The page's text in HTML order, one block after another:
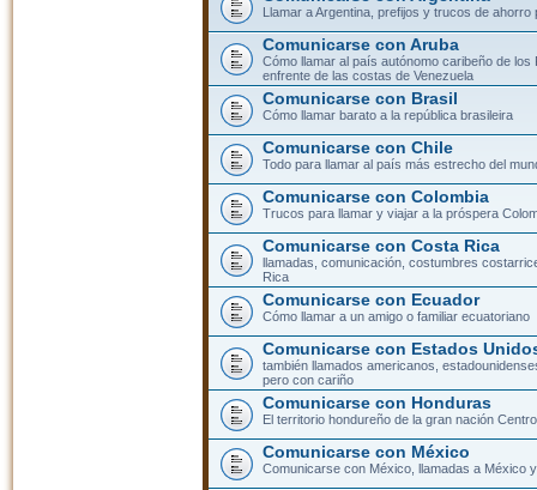
Llamar a Argentina, prefijos y trucos de ahorro
Comunicarse con Aruba
Cómo llamar al país autónomo caribeño de los
enfrente de las costas de Venezuela
Comunicarse con Brasil
Cómo llamar barato a la república brasileira
Comunicarse con Chile
Todo para llamar al país más estrecho del
Comunicarse con Colombia
Trucos para llamar y viajar a la próspera
Comunicarse con Costa Rica
llamadas, comunicación, costumbres
Rica
Comunicarse con Ecuador
Cómo llamar a un amigo o familiar ecuatoriano
Comunicarse con Estados
también llamados americanos,
pero con cariño
Comunicarse con Honduras
El territorio hondureño de la gran nación
Comunicarse con México
Comunicarse con México, llamadas a México